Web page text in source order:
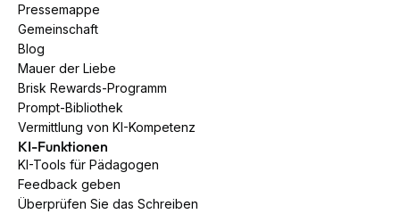
Pressemappe
Gemeinschaft
Blog
Mauer der Liebe
Brisk Rewards-Programm
Prompt-Bibliothek
Vermittlung von KI-Kompetenz
KI-Funktionen
KI-Tools für Pädagogen
Feedback geben
Überprüfen Sie das Schreiben